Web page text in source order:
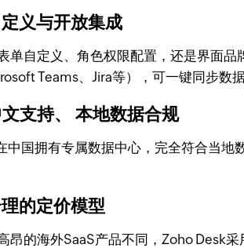
义与开放集成
单自定义、角色权限配置，还是界面
Teams、Jira等），可一键同步数
支持、 本地数据合规
中国拥有专属数据中心，完全符合当地
的定价模型
昂的海外SaaS产品不同，Zoho Desk采